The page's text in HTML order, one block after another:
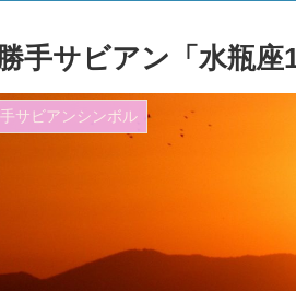
手サビアン「水瓶座
サビアンシンボル